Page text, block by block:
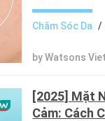
Chăm Sóc Da /
by Watsons
[2025] Mặt
Cảm: Cách